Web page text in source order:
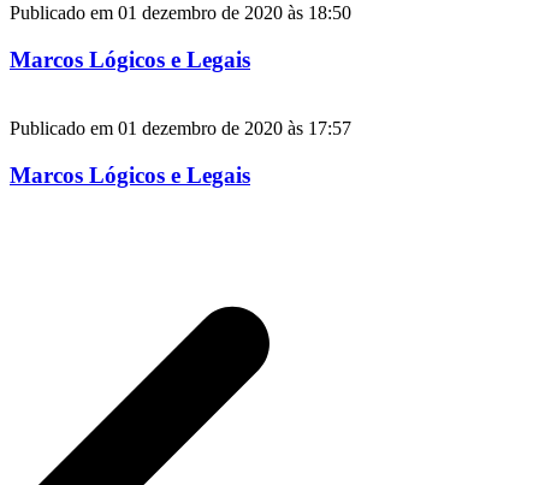
Publicado em 01 dezembro de 2020 às 18:50
Marcos Lógicos e Legais
Publicado em 01 dezembro de 2020 às 17:57
Marcos Lógicos e Legais